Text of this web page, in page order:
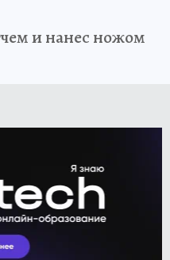
и нанес ножом